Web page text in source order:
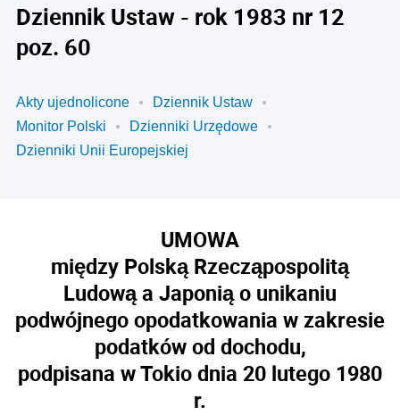
Dziennik Ustaw - rok 1983 nr 12
poz. 60
Akty ujednolicone
Dziennik Ustaw
Monitor Polski
Dzienniki Urzędowe
Dzienniki Unii Europejskiej
UMOWA
między Polską Rzecząpospolitą
Ludową a Japonią o unikaniu
podwójnego opodatkowania w zakresie
podatków od dochodu,
podpisana w Tokio dnia 20 lutego 1980
r.